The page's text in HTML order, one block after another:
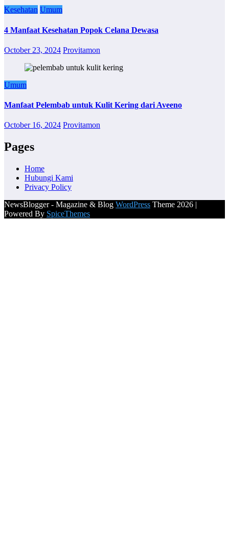
Kesehatan Umum
4 Manfaat Kesehatan Popok Celana Dewasa
October 23, 2024 Provitamon
Umum
Manfaat Pelembab untuk Kulit Kering dari Aveeno
October 16, 2024 Provitamon
Pages
Home
Hubungi Kami
Privacy Policy
NewsBlogger - Magazine & Blog WordPress Theme 2026 |
Powered By SpiceThemes